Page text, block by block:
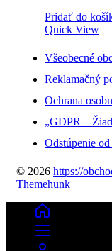
Pridať do
Quick View
Všeobecné
Reklamačný
Ochrana
„GDPR –
Odstúpenie
© 2026 https://
Themehunk